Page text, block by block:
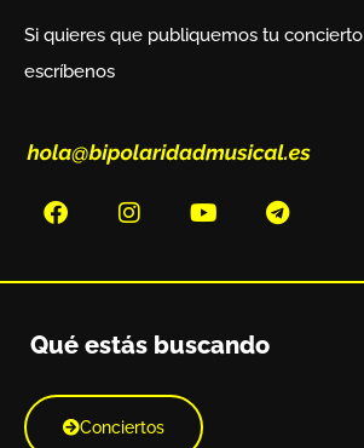
Si quieres que publiquemos tu concierto
escríbenos
Qué estás buscando
Conciertos